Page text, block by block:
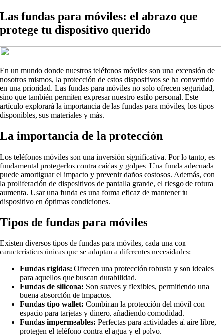
Las fundas para móviles: el abrazo que
protege tu dispositivo querido
En un mundo donde nuestros teléfonos móviles son una extensión de
nosotros mismos, la protección de estos dispositivos se ha convertido
en una prioridad. Las fundas para móviles no solo ofrecen seguridad,
sino que también permiten expresar nuestro estilo personal. Este
artículo explorará la importancia de las fundas para móviles, los tipos
disponibles, sus materiales y más.
La importancia de la protección
Los teléfonos móviles son una inversión significativa. Por lo tanto, es
fundamental protegerlos contra caídas y golpes. Una funda adecuada
puede amortiguar el impacto y prevenir daños costosos. Además, con
la proliferación de dispositivos de pantalla grande, el riesgo de rotura
aumenta. Usar una funda es una forma eficaz de mantener tu
dispositivo en óptimas condiciones.
Tipos de fundas para móviles
Existen diversos tipos de fundas para móviles, cada una con
características únicas que se adaptan a diferentes necesidades:
Fundas rígidas: Ofrecen una protección robusta y son ideales
para aquellos que buscan durabilidad.
Fundas de silicona: Son suaves y flexibles, permitiendo una
buena absorción de impactos.
Fundas tipo wallet: Combinan la protección del móvil con
espacio para tarjetas y dinero, añadiendo comodidad.
Fundas impermeables: Perfectas para actividades al aire libre,
protegen el teléfono contra el agua y el polvo.